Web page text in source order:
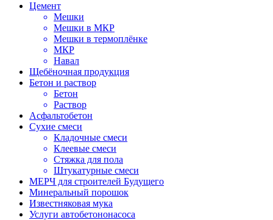
Цемент
Мешки
Мешки в МКР
Мешки в термоплёнке
МКР
Навал
Щебёночная продукция
Бетон и раствор
Бетон
Раствор
Асфальтобетон
Сухие смеси
Кладочные смеси
Клеевые смеси
Стяжка для пола
Штукатурные смеси
МЕРЧ для строителей Будущего
Минеральный порошок
Известняковая мука
Услуги автобетононасоса